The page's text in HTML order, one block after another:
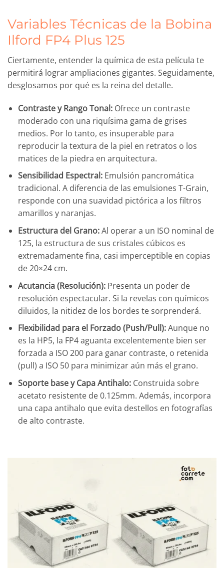
Variables Técnicas de la Bobina
Ilford FP4 Plus 125
Ciertamente, entender la química de esta película te
permitirá lograr ampliaciones gigantes. Seguidamente,
desglosamos por qué es la reina del detalle.
Contraste y Rango Tonal:Ofrece un contraste
moderado con una riquísima gama de grises
medios. Por lo tanto, es insuperable para
reproducir la textura de la piel en retratos o los
matices de la piedra en arquitectura.
Sensibilidad Espectral:Emulsión pancromática
tradicional. A diferencia de las emulsiones T-Grain,
responde con una suavidad pictórica a los filtros
amarillos y naranjas.
Estructura del Grano:Al operar a un ISO nominal de
125, la estructura de sus cristales cúbicos es
extremadamente fina, casi imperceptible en copias
de 20×24 cm.
Acutancia (Resolución):Presenta un poder de
resolución espectacular. Si la revelas con químicos
diluidos, la nitidez de los bordes te sorprenderá.
Flexibilidad para el Forzado (Push/Pull):Aunque no
es la HP5, la FP4 aguanta excelentemente bien ser
forzada a ISO 200 para ganar contraste, o retenida
(pull) a ISO 50 para minimizar aún más el grano.
Soporte base y Capa Antihalo:Construida sobre
acetato resistente de 0.125mm. Además, incorpora
una capa antihalo que evita destellos en fotografías
de alto contraste.